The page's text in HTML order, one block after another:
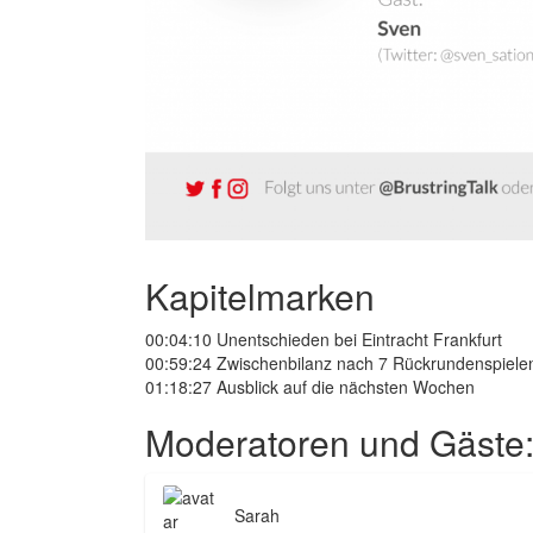
Kapitelmarken
00:04:10 Unentschieden bei Eintracht Frankfurt
00:59:24 Zwischenbilanz nach 7
01:18:27 Ausblick auf die nächsten Wochen
Moderatoren und Gäste:
Sarah